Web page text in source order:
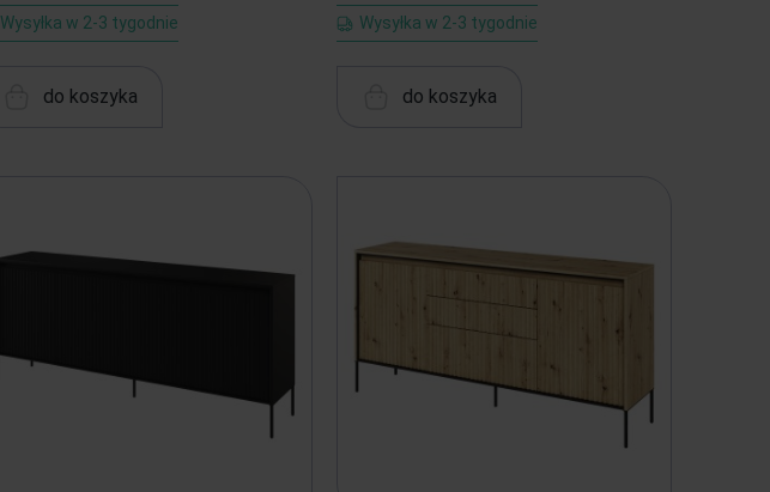
Wysyłka w 2-3 tygodnie
do koszyka
Wysyłka w 2-3 tygodnie
do koszyka